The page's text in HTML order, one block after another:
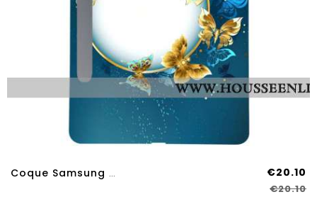
Coque Samsung Galaxy Tab S11 Ultra Couronne De Papillons €20.10
€20.10